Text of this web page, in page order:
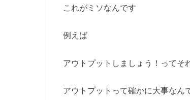
これがミソなんです
例えば
アウトプットしましょう！ってそ
アウトプットって確かに大事なん